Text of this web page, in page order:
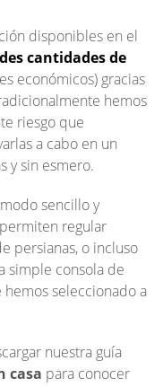
disponibles en el
cantidades de
económicos) gracias
hemos
riesgo que
a cabo en un
y sin esmero.
sencillo y
regular
persianas, o incluso
simple consola de
seleccionado a
nuestra guía
casa para conocer